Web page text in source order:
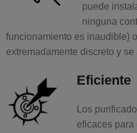
puede
ninguna
funcionamiento es inaudible)
extremadamente discreto y
Eficiente
Los
eficaces para